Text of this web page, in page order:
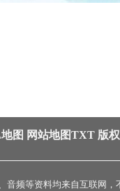
图 网站地图TXT 版
音频等资料均来自互联网